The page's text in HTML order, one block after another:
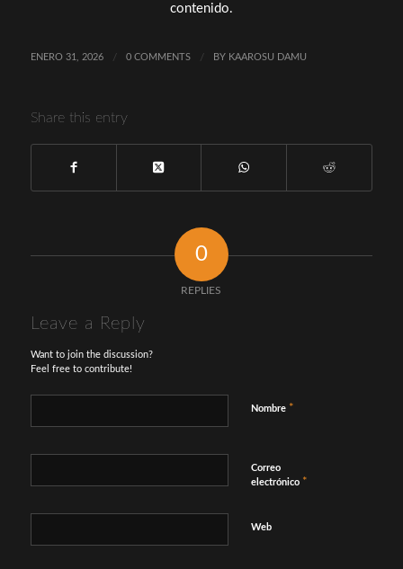
contenido.
ENERO 31, 2026 / 0 COMMENTS / BY KAAROSU DAMU
Share this entry
0
REPLIES
Leave a Reply
Want to join the discussion?
Feel free to contribute!
Nombre *
Correo
electrónico *
Web